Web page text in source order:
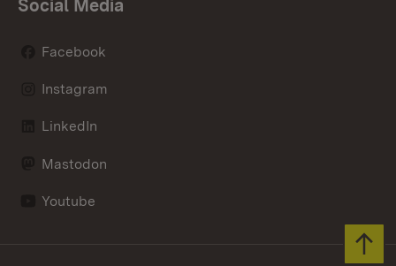
Social Media
Facebook
Instagram
LinkedIn
Mastodon
Youtube